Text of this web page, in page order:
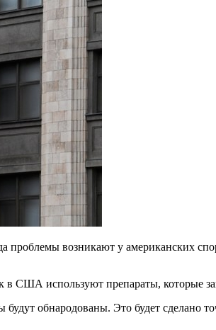
возникают у американских
в США используют препараты, которые
обнародованы. Это будет сделано